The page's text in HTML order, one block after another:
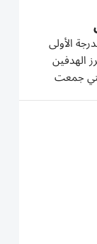
الأولى
العربي 2-صفر،احرز الهدفين
جمعت
ضمن